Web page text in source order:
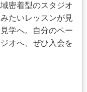
密着型のスタジオ
たいレッスンが見
学へ。自分のペー
オへ、ぜひ入会を